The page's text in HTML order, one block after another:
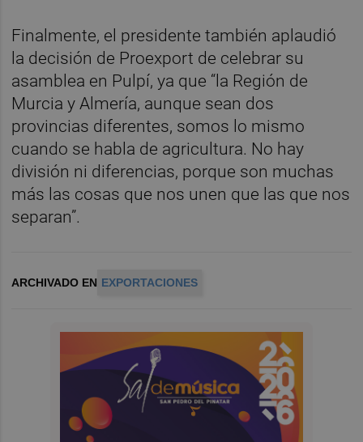
Finalmente, el presidente también aplaudió
la decisión de Proexport de celebrar su
asamblea en Pulpí, ya que “la Región de
Murcia y Almería, aunque sean dos
provincias diferentes, somos lo mismo
cuando se habla de agricultura. No hay
división ni diferencias, porque son muchas
más las cosas que nos unen que las que nos
separan”.
ARCHIVADO EN EXPORTACIONES